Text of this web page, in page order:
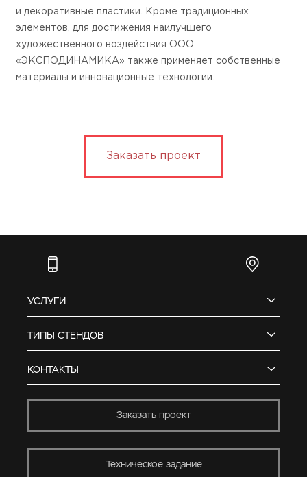
и декоративные пластики. Кроме традиционных
элементов, для достижения наилучшего
художественного воздействия ООО
«ЭКСПОДИНАМИКА» также применяет собственные
материалы и инновационные технологии.
Заказать проект
УСЛУГИ
ТИПЫ СТЕНДОВ
КОНТАКТЫ
Заказать проект
Техническое задание